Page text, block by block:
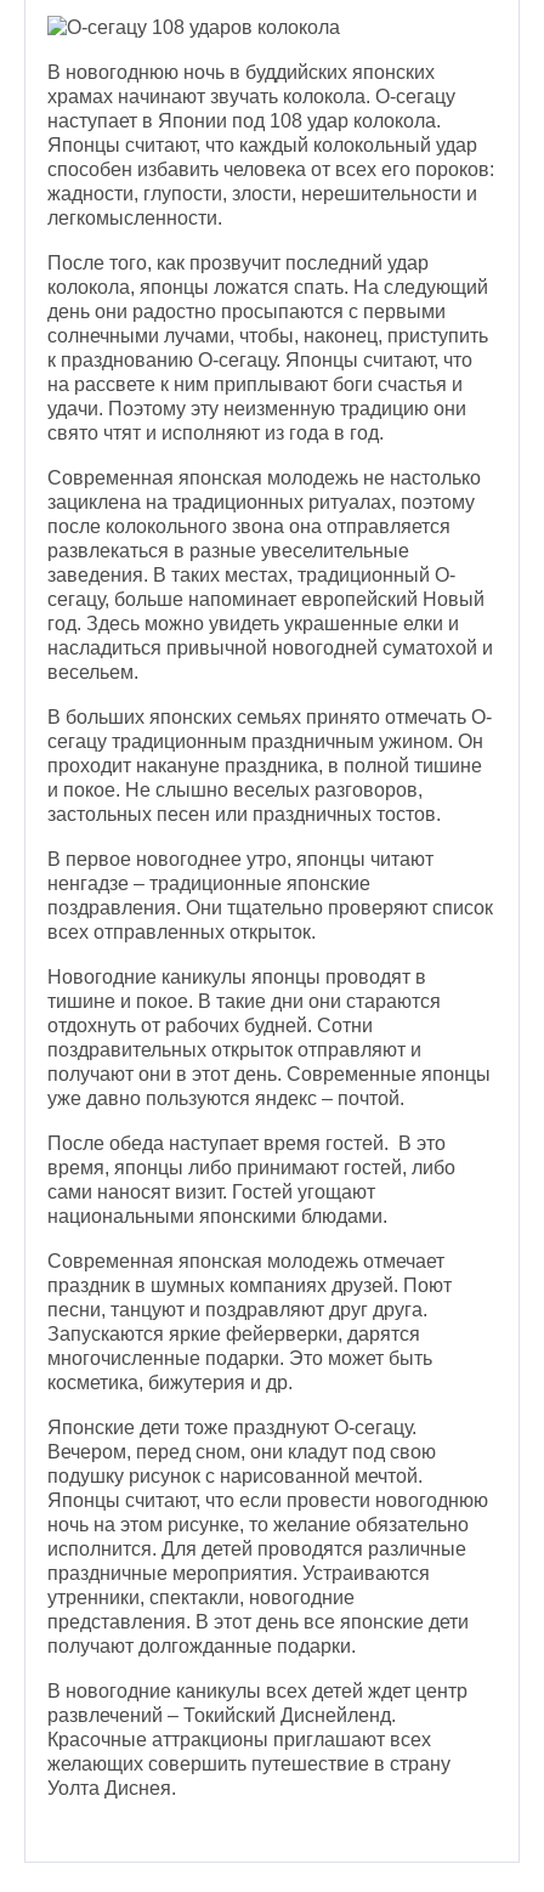
В новогоднюю ночь в буддийских японских
храмах начинают звучать колокола. О-сегацу
наступает в Японии под 108 удар колокола.
Японцы считают, что каждый колокольный удар
способен избавить человека от всех его пороков:
жадности, глупости, злости, нерешительности и
легкомысленности.
После того, как прозвучит последний удар
колокола, японцы ложатся спать. На следующий
день они радостно просыпаются с первыми
солнечными лучами, чтобы, наконец, приступить
к празднованию О-сегацу. Японцы считают, что
на рассвете к ним приплывают боги счастья и
удачи. Поэтому эту неизменную традицию они
свято чтят и исполняют из года в год.
Современная японская молодежь не настолько
зациклена на традиционных ритуалах, поэтому
после колокольного звона она отправляется
развлекаться в разные увеселительные
заведения. В таких местах, традиционный О-
сегацу, больше напоминает европейский Новый
год. Здесь можно увидеть украшенные елки и
насладиться привычной новогодней суматохой и
весельем.
В больших японских семьях принято отмечать О-
сегацу традиционным праздничным ужином. Он
проходит накануне праздника, в полной тишине
и покое. Не слышно веселых разговоров,
застольных песен или праздничных тостов.
В первое новогоднее утро, японцы читают
ненгадзе – традиционные японские
поздравления. Они тщательно проверяют список
всех отправленных открыток.
Новогодние каникулы японцы проводят в
тишине и покое. В такие дни они стараются
отдохнуть от рабочих будней. Сотни
поздравительных открыток отправляют и
получают они в этот день. Современные японцы
уже давно пользуются яндекс – почтой.
После обеда наступает время гостей. В это
время, японцы либо принимают гостей, либо
сами наносят визит. Гостей угощают
национальными японскими блюдами.
Современная японская молодежь отмечает
праздник в шумных компаниях друзей. Поют
песни, танцуют и поздравляют друг друга.
Запускаются яркие фейерверки, дарятся
многочисленные подарки. Это может быть
косметика, бижутерия и др.
Японские дети тоже празднуют О-сегацу.
Вечером, перед сном, они кладут под свою
подушку рисунок с нарисованной мечтой.
Японцы считают, что если провести новогоднюю
ночь на этом рисунке, то желание обязательно
исполнится. Для детей проводятся различные
праздничные мероприятия. Устраиваются
утренники, спектакли, новогодние
представления. В этот день все японские дети
получают долгожданные подарки.
В новогодние каникулы всех детей ждет центр
развлечений – Токийский Диснейленд.
Красочные аттракционы приглашают всех
желающих совершить путешествие в страну
Уолта Диснея.